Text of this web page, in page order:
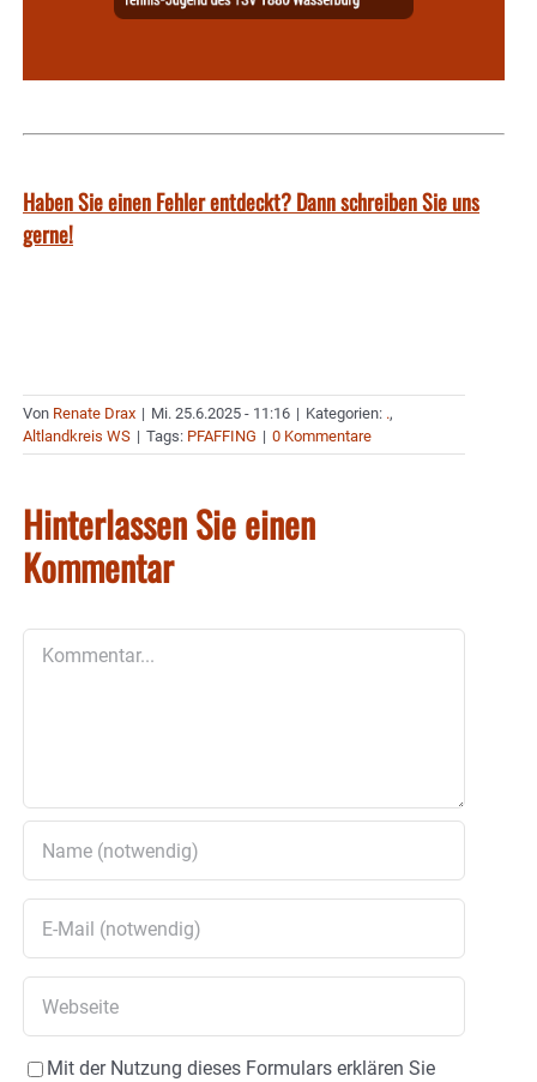
Haben Sie einen Fehler entdeckt? Dann schreiben Sie uns
gerne!
Von Renate Drax | Mi. 25.6.2025 - 11:16 | Kategorien: .,
Altlandkreis WS | Tags: PFAFFING | 0 Kommentare
Hinterlassen Sie einen
Kommentar
Mit der Nutzung dieses Formulars erklären Sie